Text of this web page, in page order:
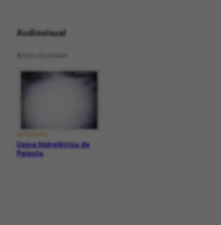
Audiovisual
1item encontrado
AUDIOVISUAL
Usina Hidrelétrica de
Peixoto